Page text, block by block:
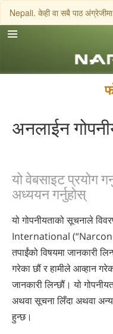
Nepali. केही वा सबै पाठ
अनलाईन
यो वेबसाइट प्रयोग
अध्ययन गर्नुहोस्
यो गोपनीयताको सूचनाले
International
तपाईंको विषयमा जानकारी
गरेका छौं र हामीले आव्हान
जानकारी लिन्छौं। यो
अथवा सूचना लिँदा अथवा अन्य
हुन्छ।